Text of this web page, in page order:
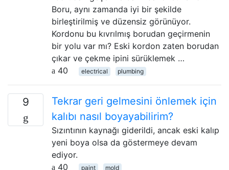
Boru, aynı zamanda iyi bir şekilde
birleştirilmiş ve düzensiz görünüyor.
Kordonu bu kıvrılmış borudan geçirmenin
bir yolu var mı? Eski kordon zaten borudan
çıkar ve çekme ipini sürüklemek …
40
electrical plumbing
9
Tekrar geri gelmesini önlemek için
kalıbı nasıl boyayabilirim?
Sızıntının kaynağı giderildi, ancak eski kalıp
yeni boya olsa da göstermeye devam
ediyor.
40
paint mold